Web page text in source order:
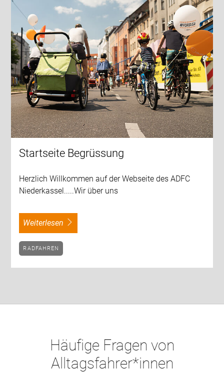
Startseite Begrüssung
Herzlich Willkommen auf der Webseite des ADFC
Niederkassel.....Wir über uns
weiterlesen
RADFAHREN
Häufige Fragen von
Alltagsfahrer*innen